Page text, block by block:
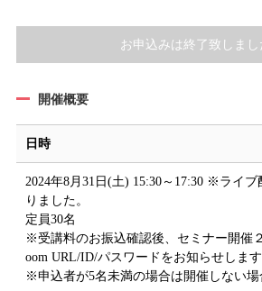
お申込みは終了致しまし
開催概要
日時
2024年8月31日(土) 15:30～17:30 ※ライ
りました。
定員30名
※受講料のお振込確認後、セミナー開催
oom URL/ID/パスワードをお知らせします
※申込者が5名未満の場合は開催しない場